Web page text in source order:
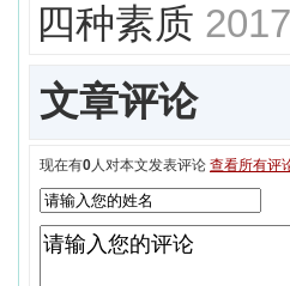
四种素质
文章评论
现在有0人对本文发表评论 查看所有评